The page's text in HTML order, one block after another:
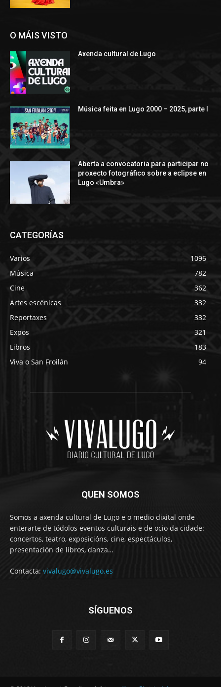
O MÁIS VISTO
Axenda cultural de Lugo
Música feita en Lugo 2000 – 2025, parte I
Aberta a convocatoria para participar no
proxecto fotográfico sobre a eclipse en
Lugo «Umbra»
CATEGORÍAS
Varios
1096
Música
782
Cine
362
Artes escénicas
332
Reportaxes
332
Expos
321
Libros
183
Viva o San Froilán
94
QUEN SOMOS
Somos a axenda cultural de Lugo e o medio dixital onde
enterarte de tódolos eventos culturais e de ocio da cidade:
concertos, teatro, exposicións, cine, espectáculos,
presentación de libros, danza…
Contacta: vivalugo@vivalugo.es
SÍGUENOS